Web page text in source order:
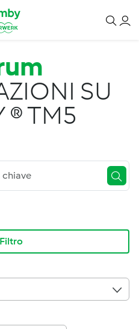
SU
® TM5
Filtro